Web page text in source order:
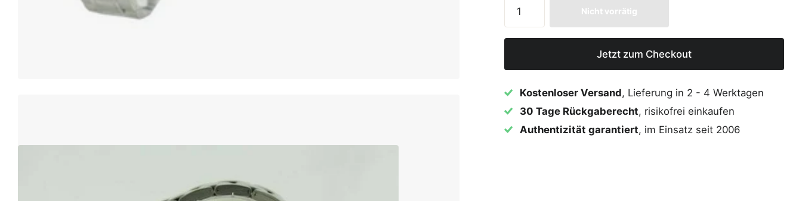
Nicht vorrätig
Jetzt zum Checkout
Kostenloser Versand, Lieferung in 2 - 4 Werktagen
30 Tage Rückgaberecht, risikofrei einkaufen
Authentizität garantiert, im Einsatz seit 2006